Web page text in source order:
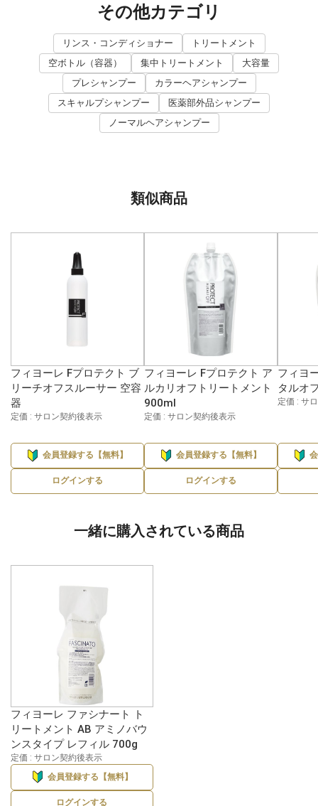
その他カテゴリ
リンス・コンディショナー
トリートメント
空ボトル（容器）
集中トリートメント
大容量
プレシャンプー
カラーヘアシャンプー
スキャルプシャンプー
医薬部外品シャンプー
ノーマルヘアシャンプー
類似商品
フィヨーレ Fプロテクト ブ
リーチオフスルーサー 空容
器
定価 : サロン契約後表示
会員登録する【無料】
ログインする
フィヨーレ Fプロテクト ア
ルカリオフトリートメント
900ml
定価 : サロン契約後表示
会員登録する【無料】
ログインする
フィヨ
タルオ
定価 : サ
一緒に購入されている商品
フィヨーレ ファシナート ト
リートメント AB アミノバウ
ンスタイプ レフィル 700g
定価 : サロン契約後表示
会員登録する【無料】
ログインする